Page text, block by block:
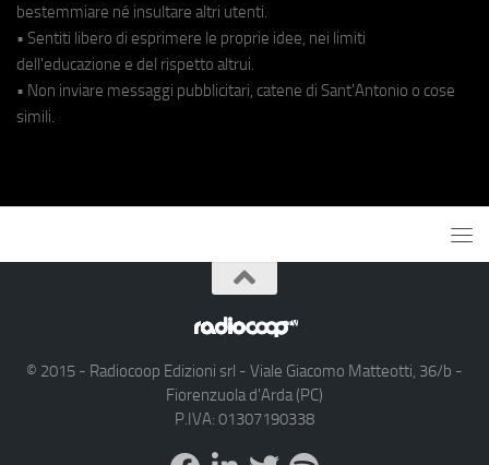
bestemmiare né insultare altri utenti.
• Sentiti libero di esprimere le proprie idee, nei limiti
dell'educazione e del rispetto altrui.
• Non inviare messaggi pubblicitari, catene di Sant'Antonio o cose
simili.
© 2015 - Radiocoop Edizioni srl - Viale Giacomo Matteotti, 36/b -
Fiorenzuola d'Arda (PC)
P.IVA: 01307190338